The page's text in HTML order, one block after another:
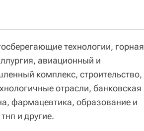
технологии, горная
авиационный и
комплекс, строительство,
отрасли, банковская
фармацевтика, образование и
и другие.